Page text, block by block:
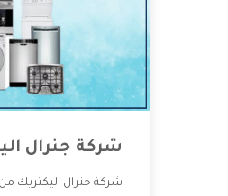
شركة جنرال
شركة جنرال اليكتريك من